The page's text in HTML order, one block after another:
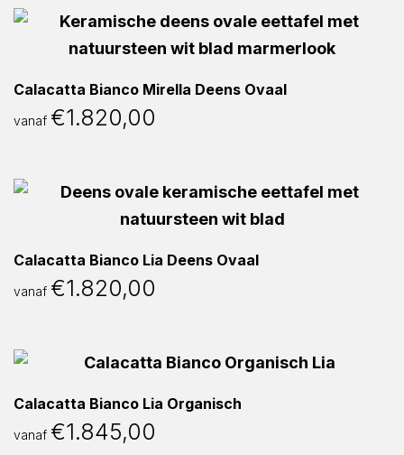
Calacatta Bianco Mirella Deens Ovaal
vanaf €1.820,00
Calacatta Bianco Lia Deens Ovaal
vanaf €1.820,00
Calacatta Bianco Lia Organisch
vanaf €1.845,00